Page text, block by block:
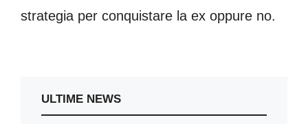
strategia per conquistare la ex oppure no.
ULTIME NEWS